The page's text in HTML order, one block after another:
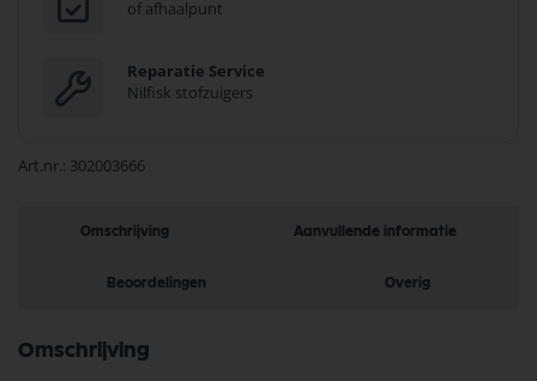
of afhaalpunt
Reparatie Service
Nilfisk stofzuigers
Art.nr. 302003666
Omschrijving Aanvullende informatie
Beoordelingen Overig
Omschrijving